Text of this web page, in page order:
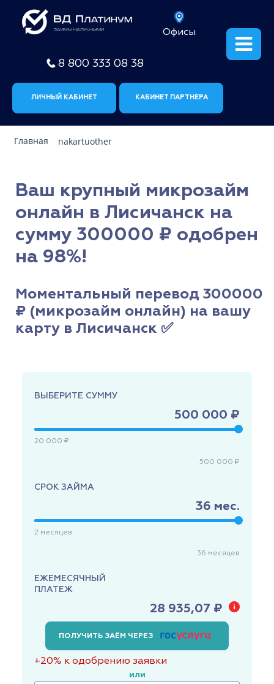
Офисы
8 800 333 08 38
ЛИЧНЫЙ КАБИНЕТ КАБИНЕТ ПАРТНЕРА
Главная nakartuother
Ваш крупный микрозайм
онлайн в Лисичанск на
сумму 300000 ₽ одобрен
на 98%!
Моментальный перевод 300000
₽ (микрозайм онлайн) на вашу
карту в Лисичанск ✅
ВЫБЕРИТЕ СУММУ
500 000 ₽
20 000 ₽
500 000 ₽
СРОК ЗАЙМА
36 мес.
2 месяцев
36 месяцев
ЕЖЕМЕСЯЧНЫЙ
ПЛАТЕЖ
28 935,07 ₽
ПОЛУЧИТЬ ЗАЁМ ЧЕРЕЗ
+20% к одобрению заявки
или